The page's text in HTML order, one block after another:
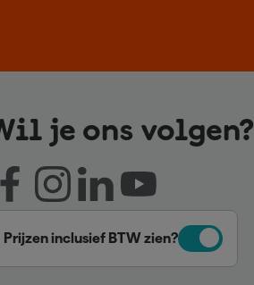
je ons volgen?
Prijzen inclusief BTW zien?